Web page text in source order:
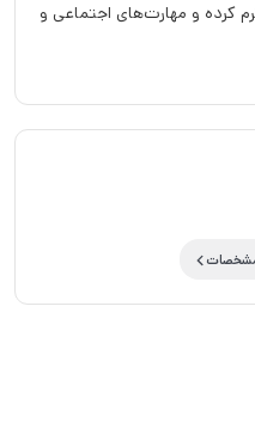
کرده و مهارت‌های اجتماعی و